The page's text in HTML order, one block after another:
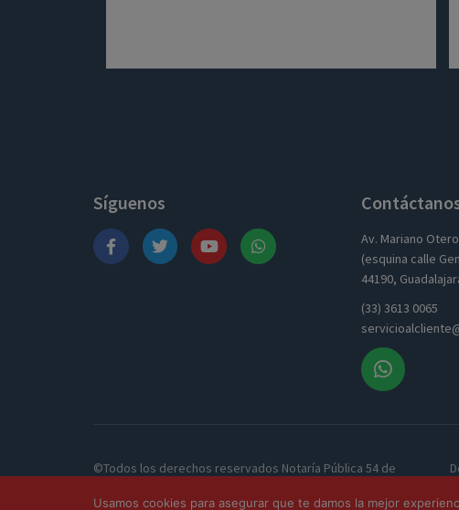
Síguenos
Av. Mariano
(esquina calle
44190,
(33) 3613 0065
©Todos los derechos reservados Notaría Pública 54 de
Usamos cookies para asegurar que te damos la mejor